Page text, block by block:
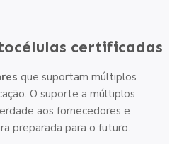
certificadas
que suportam múltiplos
O suporte a múltiplos
aos fornecedores e
preparada para o futuro.